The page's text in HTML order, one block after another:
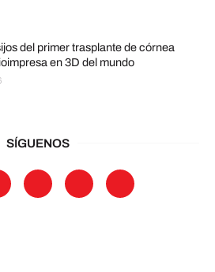
del primer trasplante de córnea
en 3D del mundo
SÍGUENOS